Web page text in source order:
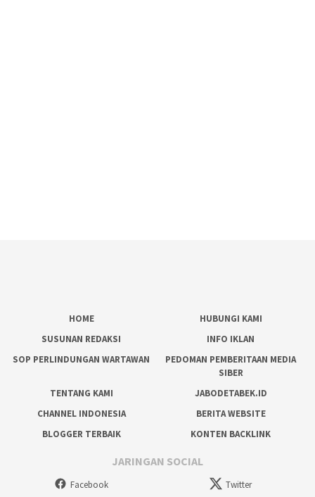
HOME
HUBUNGI KAMI
SUSUNAN REDAKSI
INFO IKLAN
SOP PERLINDUNGAN WARTAWAN
PEDOMAN PEMBERITAAN MEDIA
SIBER
TENTANG KAMI
JABODETABEK.ID
CHANNEL INDONESIA
BERITA WEBSITE
BLOGGER TERBAIK
KONTEN BACKLINK
JARINGAN SOCIAL
Facebook Twitter